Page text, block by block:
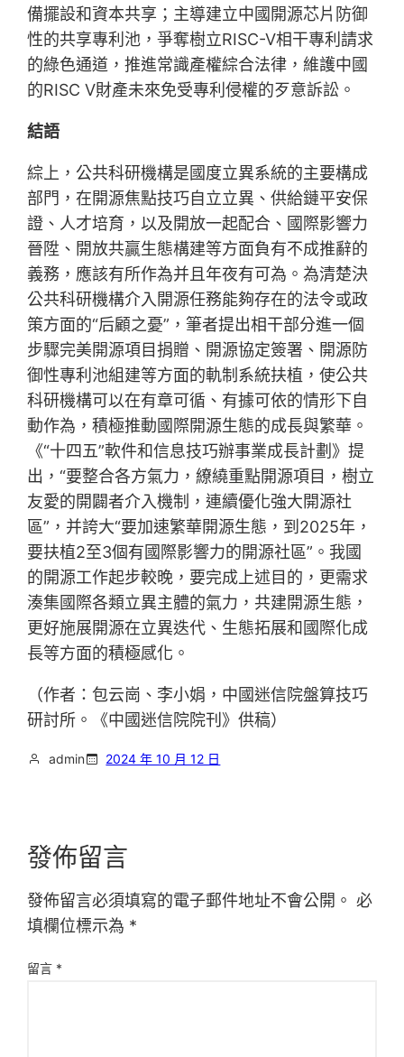
備擺設和資本共享；主導建立中國開源芯片防御
性的共享專利池，爭奪樹立RISC-Ⅴ相干專利請求
的綠色通道，推進常識產權綜合法律，維護中國
的RISC V財產未來免受專利侵權的歹意訴訟。
結語
綜上，公共科研機構是國度立異系統的主要構成
部門，在開源焦點技巧自立立異、供給鏈平安保
證、人才培育，以及開放一起配合、國際影響力
晉陞、開放共贏生態構建等方面負有不成推辭的
義務，應該有所作為并且年夜有可為。為清楚決
公共科研機構介入開源任務能夠存在的法令或政
策方面的“后顧之憂”，筆者提出相干部分進一個
步驟完美開源項目捐贈、開源協定簽署、開源防
御性專利池組建等方面的軌制系統扶植，使公共
科研機構可以在有章可循、有據可依的情形下自
動作為，積極推動國際開源生態的成長與繁華。
《“十四五”軟件和信息技巧辦事業成長計劃》提
出，“要整合各方氣力，繚繞重點開源項目，樹立
友愛的開闢者介入機制，連續優化強大開源社
區”，并誇大“要加速繁華開源生態，到2025年，
要扶植2至3個有國際影響力的開源社區”。我國
的開源工作起步較晚，要完成上述目的，更需求
湊集國際各類立異主體的氣力，共建開源生態，
更好施展開源在立異迭代、生態拓展和國際化成
長等方面的積極感化。
（作者：包云崗、李小娟，中國迷信院盤算技巧
研討所。《中國迷信院院刊》供稿）
admin 2024 年 10 月 12 日
發佈留言
發佈留言必須填寫的電子郵件地址不會公開。 必
填欄位標示為 *
留言 *